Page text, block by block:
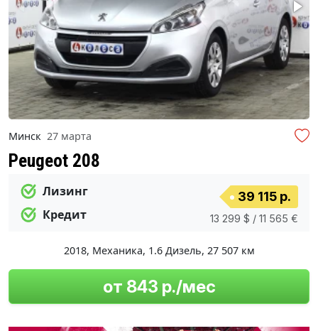
Минск 27 марта
Peugeot 208
Лизинг
Кредит
39 115 р.
13 299 $ / 11 565 €
2018, Механика, 1.6 Дизель, 27 507 км
от 843 р./мес